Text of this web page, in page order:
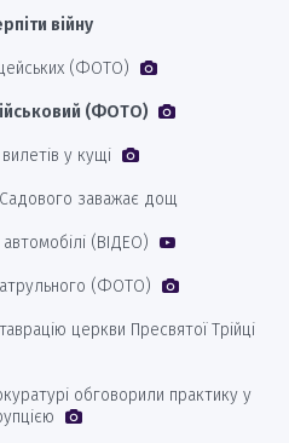
війну
(ФОТО)
(ФОТО)
у кущі
заважає дощ
(ВІДЕО)
(ФОТО)
церкви Пресвятої Трійці
обговорили практику у